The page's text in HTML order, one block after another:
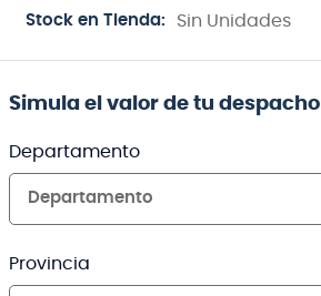
Stock en Tienda: Sin Unidades
Simula el valor de tu despacho
Departamento
Departamento
Provincia